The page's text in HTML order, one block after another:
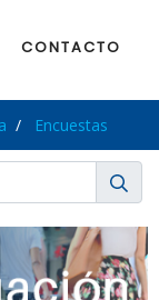
CONTACTO
Encuestas